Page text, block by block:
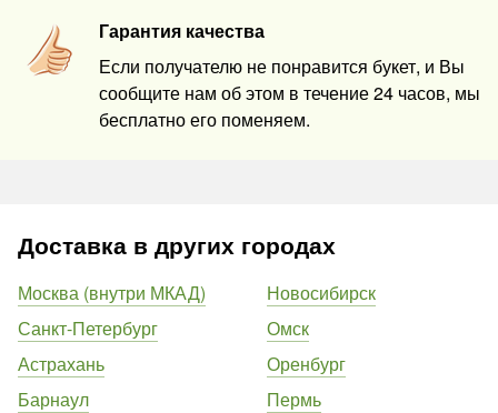
Гарантия качества
Если получателю не понравится букет, и Вы
сообщите нам об этом в течение 24 часов, мы
бесплатно его поменяем.
Доставка в других городах
Москва (внутри МКАД)
Санкт-Петербург
Астрахань
Барнаул
Новосибирск
Омск
Оренбург
Пермь